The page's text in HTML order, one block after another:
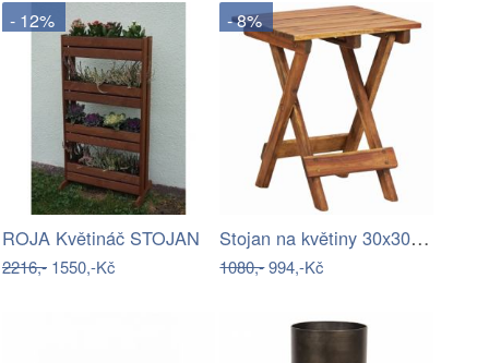
- 12%
ROJA Květináč STOJAN
2216,- 1550,-Kč
- 8%
Stojan na květiny 30x30 cm akáciové…
1080,-994,-Kč